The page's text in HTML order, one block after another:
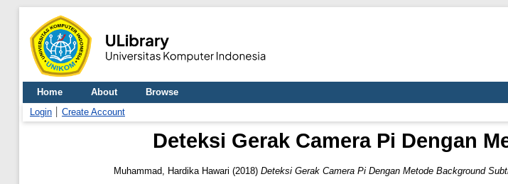
Home About
Browse
Login
Create Account
Deteksi Gerak Camera Pi Dengan
Muhammad, Hardika Hawari (2018) Deteksi Gerak Camera Pi Dengan Metode Background